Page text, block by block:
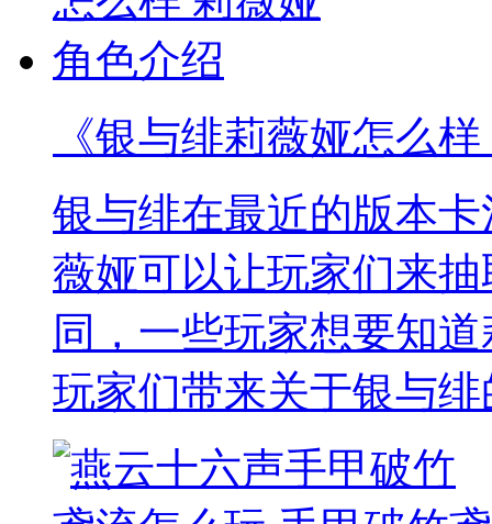
《银与绯莉薇娅怎么
银与绯在最近的版本
薇娅可以让玩家们来
同，一些玩家想要知
玩家们带来关于银与